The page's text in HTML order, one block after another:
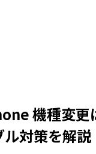
機種変更
対策を解説
機種変更で損しない
種変更の費用と事務手数料